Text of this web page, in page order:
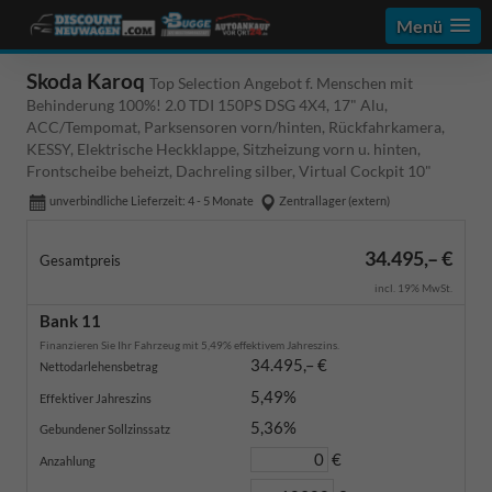
Menü
Skoda Karoq Top Selection Angebot f. Menschen mit
Behinderung 100%! 2.0 TDI 150PS DSG 4X4, 17" Alu,
ACC/Tempomat, Parksensoren vorn/hinten, Rückfahrkamera,
KESSY, Elektrische Heckklappe, Sitzheizung vorn u. hinten,
Frontscheibe beheizt, Dachreling silber, Virtual Cockpit 10"
unverbindliche Lieferzeit: 4 - 5 Monate Zentrallager (extern)
Gesamtpreis 34.495,– €
incl. 19% MwSt.
Bank 11
Finanzieren Sie Ihr Fahrzeug mit 5,49% effektivem Jahreszins.
Nettodarlehensbetrag
34.495,– €
Effektiver Jahreszins 5,49%
Gebundener Sollzinssatz 5,36%
Anzahlung €